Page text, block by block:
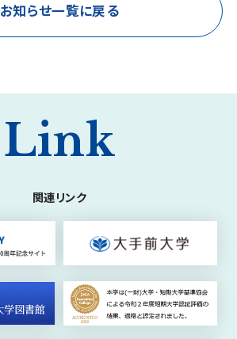
お知らせ一覧に戻る
Link
関連リンク